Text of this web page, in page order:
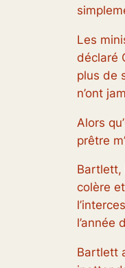
Les
déclaré
plus de
n’ont
Alors
prêtre
Bartlett,
colère
l’année
Bartlett